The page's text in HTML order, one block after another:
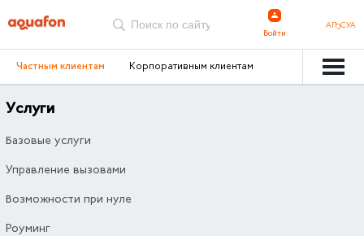
Войти
АҦСУА
Частным клиентам Корпоративным клиентам
Услуги
Базовые услуги
Управление вызовами
Возможности при нуле
Роуминг